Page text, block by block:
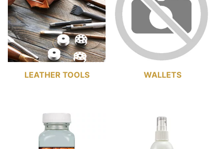
LEATHER TOOLS WALLETS